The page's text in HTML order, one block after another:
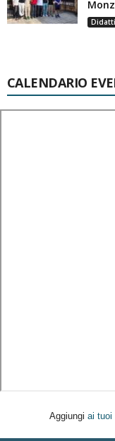
CALENDARIO
Aggiungi ai tuoi